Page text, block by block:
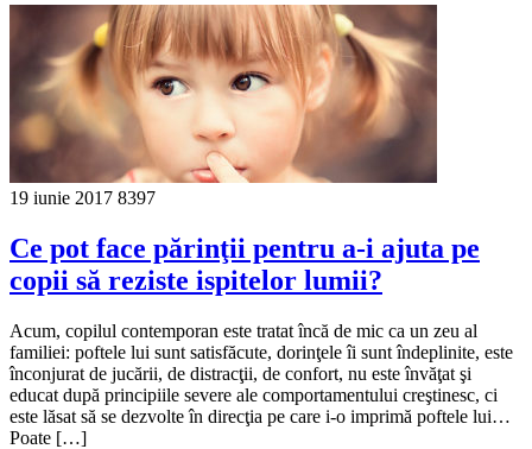
19 iunie 2017 8397
Ce pot face părinţii pentru a-i ajuta pe
copii să reziste ispitelor lumii?
Acum, copilul contemporan este tratat încă de mic ca un zeu al
familiei: poftele lui sunt satisfăcute, dorinţele îi sunt îndeplinite, este
înconjurat de jucării, de distracţii, de confort, nu este învăţat şi
educat după principiile severe ale comportamentului creştinesc, ci
este lăsat să se dezvolte în direcţia pe care i-o imprimă poftele lui…
Poate […]